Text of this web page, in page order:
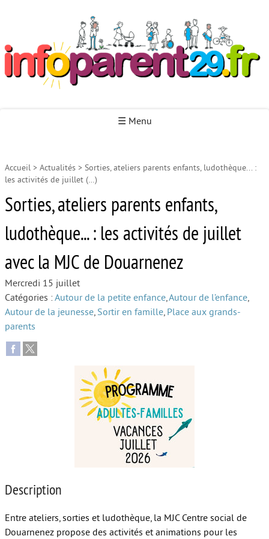
☰ Menu
Accueil
Autour de la petite enfance
Autour de l’enfance
Autour de la jeunesse
Protéger les enfants
Sortir en famille
Vie de couple
Aide aux parents
Place aux grands-parents
Accueil > Actualités > Sorties, ateliers parents enfants, ludothèque... :
les activités de juillet (…)
Sorties, ateliers parents enfants,
ludothèque... : les activités de juillet
avec la MJC de Douarnenez
Mercredi 15 juillet
Catégories :Autour de la petite enfance,Autour de l’enfance,
Autour de la jeunesse, Sortir en famille, Place aux grands-
parents
Description
Entre ateliers, sorties et ludothèque, la MJC Centre social de
Douarnenez propose des activités et animations pour les